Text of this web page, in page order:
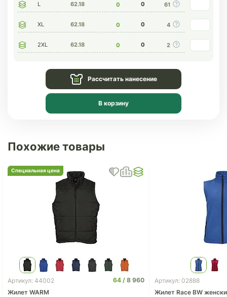
L 62.18 0 0 61
XL 62.18 0 0 4
2XL 62.18 0 0 2
Рассчитать нанесение
В корзину
Похожие товары
Специальная цена
Артикул: 44002 64
8 960
Жилет WARM
Артикул: 02888
Жилет Race BW